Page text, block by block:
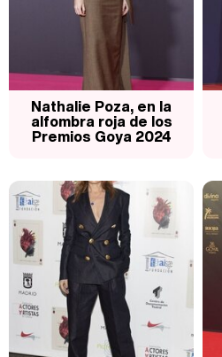
Nathalie Poza, en la
alfombra roja de los
Premios Goya 2024